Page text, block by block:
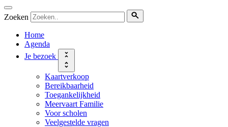
Zoeken
Home
Agenda
Je bezoek
Kaartverkoop
Bereikbaarheid
Toegankelijkheid
Meervaart Familie
Voor scholen
Veelgestelde vragen